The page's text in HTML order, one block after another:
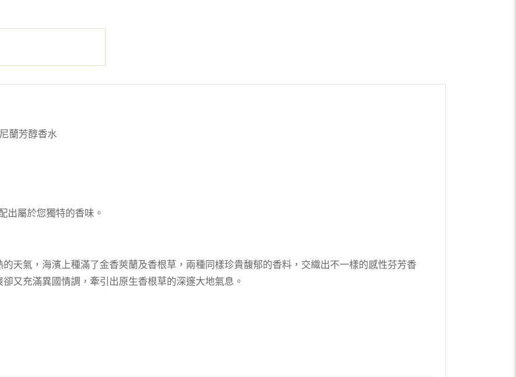
蘭芳醇香水
出屬於您獨特的香味。
天氣，海濱上種滿了金香莢蘭及香根草，兩種同樣珍貴馥郁的香料，交織出不一樣的感性芬芳香
又充滿異國情調，牽引出原生香根草的深邃大地氣息。